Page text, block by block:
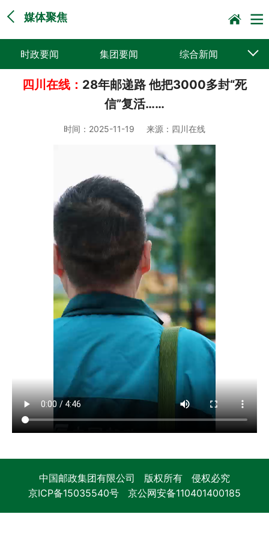
媒体聚焦
时政要闻 集团要闻 综合新闻
媒体聚焦 党建动态 普遍服务
四川在线： 28年邮递路 他把3000多封“死
信”复活……
时间： 2025-11-19 来源： 四川在线
中国邮政集团有限公司 版权所有 侵权必究
京ICP备15035540号 京公网安备110401400185